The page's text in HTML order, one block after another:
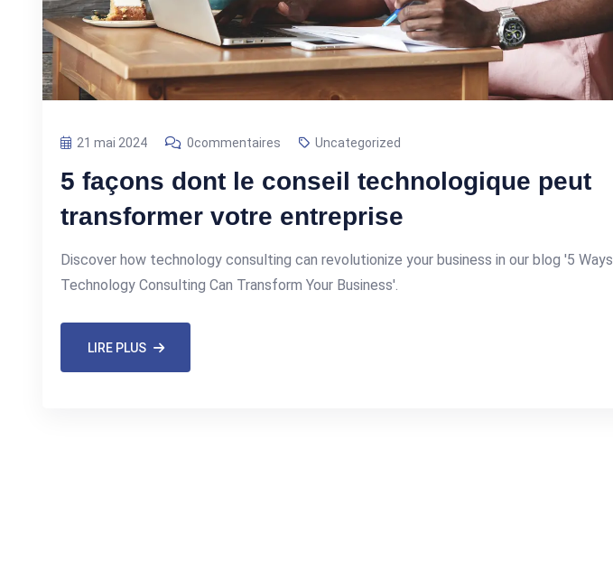
21 mai 2024 0commentaires Uncategorized
5 façons dont le conseil technologique peut
transformer votre entreprise
Discover how technology consulting can revolutionize your business in our blog '5 Ways
Technology Consulting Can Transform Your Business'.
LIRE PLUS